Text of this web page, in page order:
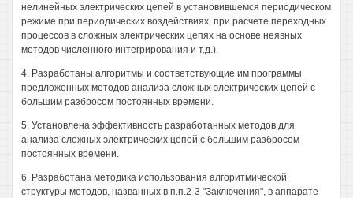
нелинейных электрических цепей в установившемся периодическом
режиме при периодических воздействиях, при расчете переходных
процессов в сложных электрических цепях на основе неявных
методов численного интегрирования и т.д.).
4. Разработаны алгоритмы и соответствующие им программы
предложенных методов анализа сложных электрических цепей с
большим разбросом постоянных времени.
5. Установлена эффективность разработанных методов для
анализа сложных электрических цепей с большим разбросом
постоянных времени.
6. Разработана методика использования алгоритмической
структуры методов, названных в п.п.2-3 "Заключения", в аппарате